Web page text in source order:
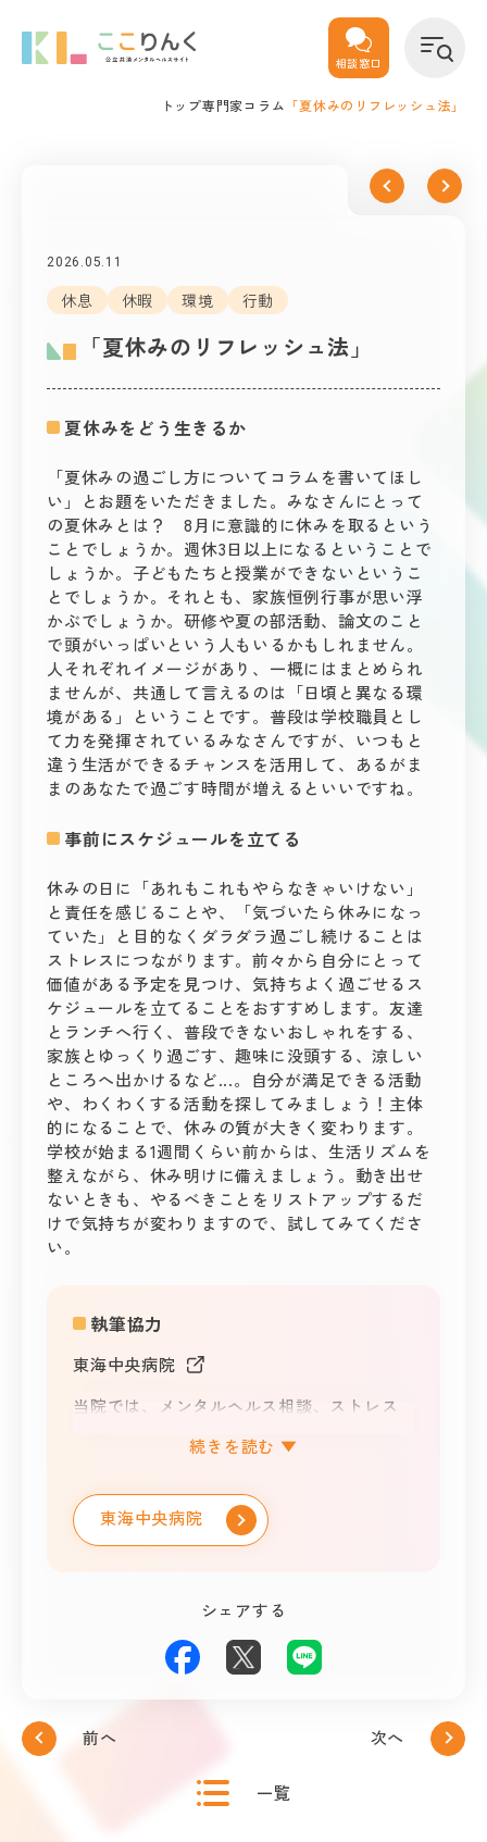
相談窓口
トップ専門家コラム 「夏休みのリフレッシュ法」
2026.05.11
休息 休暇 環境 行動
「夏休みのリフレッシュ法」
夏休みをどう生きるか
「夏休みの過ごし方についてコラムを書いてほし
い」とお題をいただきました。みなさんにとって
の夏休みとは？ 8月に意識的に休みを取るという
ことでしょうか。週休3日以上になるということで
しょうか。子どもたちと授業ができないというこ
とでしょうか。それとも、家族恒例行事が思い浮
かぶでしょうか。研修や夏の部活動、論文のこと
で頭がいっぱいという人もいるかもしれません。
人それぞれイメージがあり、一概にはまとめられ
ませんが、共通して言えるのは「日頃と異なる環
境がある」ということです。普段は学校職員とし
て力を発揮されているみなさんですが、いつもと
違う生活ができるチャンスを活用して、あるがま
まのあなたで過ごす時間が増えるといいですね。
事前にスケジュールを立てる
休みの日に「あれもこれもやらなきゃいけない」
と責任を感じることや、「気づいたら休みになっ
ていた」と目的なくダラダラ過ごし続けることは
ストレスにつながります。前々から自分にとって
価値がある予定を見つけ、気持ちよく過ごせるス
ケジュールを立てることをおすすめします。友達
とランチへ行く、普段できないおしゃれをする、
家族とゆっくり過ごす、趣味に没頭する、涼しい
ところへ出かけるなど...。自分が満足できる活動
や、わくわくする活動を探してみましょう！主体
的になることで、休みの質が大きく変わります。
学校が始まる1週間くらい前からは、生活リズムを
整えながら、休み明けに備えましょう。動き出せ
ないときも、やるべきことをリストアップするだ
けで気持ちが変わりますので、試してみてくださ
い。
執筆協力
東海中央病院
当院では、メンタルヘルス相談、ストレス
業、メンタルヘルス研究事業といったよう
絡ください。
東海中央病院
シェアする
前へ 次へ
一覧